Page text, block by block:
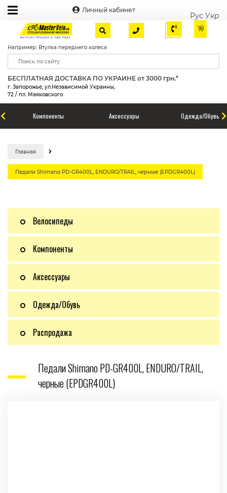
Личный кабинет
Рус Укр
Например: Втулка переднего колеса
БЕСПЛАТНАЯ ДОСТАВКА ПО УКРАИНЕ от 3000 грн.*
г. Запорожье, ул.Независимой Украины,
72 / пл. Маяковского
Компоненты Аксессуары Одежда/Обувь
Главная
Педали Shimano PD-GR400L, ENDURO/TRAIL, черные (EPDGR400L)
Велосипеды
Компоненты
Аксессуары
Одежда/Обувь
Распродажа
Педали Shimano PD-GR400L, ENDURO/TRAIL,
черные (EPDGR400L)